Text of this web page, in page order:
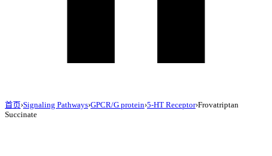
首页›Signaling Pathways›GPCR/G protein›5-HT Receptor›Frovatriptan
Succinate